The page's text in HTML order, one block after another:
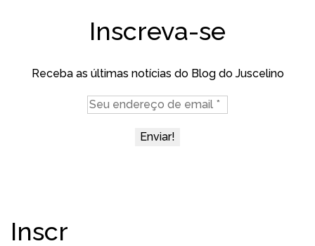
Inscreva-se
Receba as últimas notícias do Blog do Juscelino
Inscr